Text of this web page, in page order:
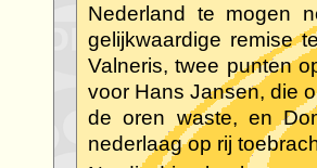
Nederland te mogen
gelijkwaardige remise
Valneris, twee punten
voor Hans Jansen, die
de oren waste, en
nederlaag op rij